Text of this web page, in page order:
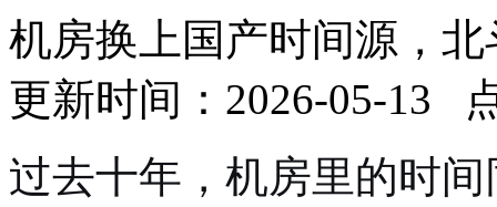
机房换上国产时间源，
更新时间：2026-05-13
过去十年，机房里的时